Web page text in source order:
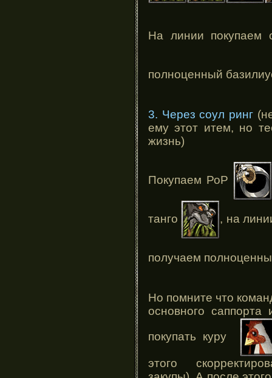
На линии покупаем
полноценный
3. Через соул ринг
ему этот итем, но
жизнь)
Покупаем РоР
танго , на
получаем
Но помните что
основного саппорта
покупать куру
этого